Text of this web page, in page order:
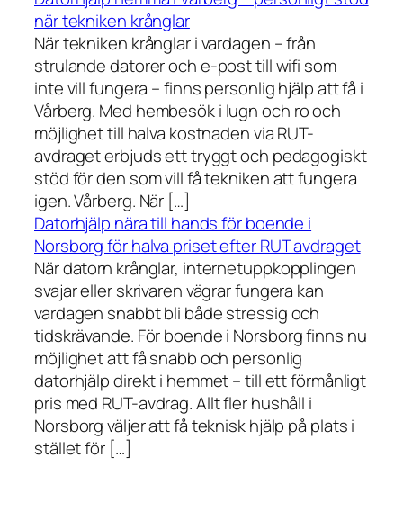
när tekniken krånglar
När tekniken krånglar i vardagen – från
strulande datorer och e-post till wifi som
inte vill fungera – finns personlig hjälp att få i
Vårberg. Med hembesök i lugn och ro och
möjlighet till halva kostnaden via RUT-
avdraget erbjuds ett tryggt och pedagogiskt
stöd för den som vill få tekniken att fungera
igen. Vårberg. När […]
Datorhjälp nära till hands för boende i
Norsborg för halva priset efter RUT avdraget
När datorn krånglar, internetuppkopplingen
svajar eller skrivaren vägrar fungera kan
vardagen snabbt bli både stressig och
tidskrävande. För boende i Norsborg finns nu
möjlighet att få snabb och personlig
datorhjälp direkt i hemmet – till ett förmånligt
pris med RUT-avdrag. Allt fler hushåll i
Norsborg väljer att få teknisk hjälp på plats i
stället för […]